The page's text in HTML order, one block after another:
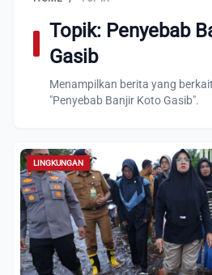
Topik: Penyebab
Gasib
Menampilkan berita yang
"Penyebab Banjir Koto Gasib".
LINGKUNGAN